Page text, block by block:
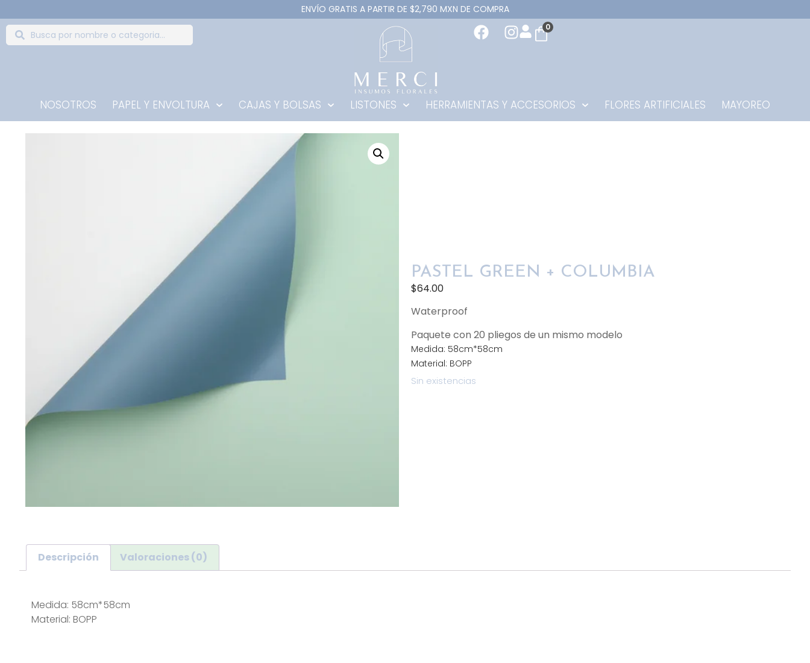
ENVÍO GRATIS A PARTIR DE $2,790 MXN DE COMPRA
0
NOSOTROS PAPEL Y ENVOLTURA CAJAS Y BOLSAS LISTONES HERRAMIENTAS Y ACCESORIOS FLORES ARTIFICIALES MAYOREO
PASTEL GREEN + COLUMBIA
$64.00
Waterproof
Paquete con 20 pliegos de un mismo modelo
Medida: 58cm*58cm
Material: BOPP
Sin existencias
Descripción Valoraciones (0)
Medida: 58cm*58cm
Material: BOPP